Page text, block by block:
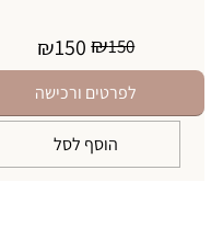
₪150
₪150
לפרטים ורכישה
הוסף לסל